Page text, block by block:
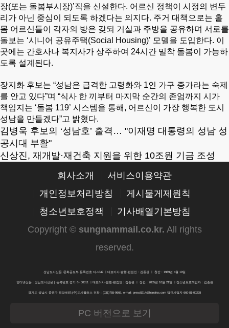
장(또는 돌봄부시장)’직을 신설한다. 어르신 정책이 시정의 변두
리가 아닌 중심이 되도록 하겠다는 의지다. 주거 대책으로는 홀
몸 어르신들이 각자의 방은 갖되 거실과 주방을 공유하며 서로를
돌보는 ‘시니어 공유주택(Social Housing)’ 모델을 도입한다. 이
곳에는 간호사나 복지사가 상주하여 24시간 밀착 돌봄이 가능하
도록 설계된다.
장지화 후보는 “성남은 급격한 고령화와 1인 가구 증가라는 숙제
를 안고 있다”며 “식사 한 끼부터 마지막 순간의 존엄까지 시가
책임지는 ‘돌봄 119’ 시스템을 통해, 어르신이 가장 행복한 도시
성남을 만들겠다”고 밝혔다.
김병욱 후보의 ‘성남호’ 출격… "이재명 대통령의 성남 성
공시대 부활"
신상진, 재개발·재건축 지원을 위한 10조원 기금 조성
회사소개
서비스이용약관
개인정보처리방침
게시물게제원칙
청소년보호정책
기사배열기본방침
Copyright © sungnammail.co.kr. All rights
reserved.
성남도시신문 l문화공보부 등록번호 다-1049 ㅣ대표이사·발행·편집인 : 김종관 ㅣ 창간 : 1989년 4월 19일
인터넷신문 : 성남도시신문 | 등록번호 경기 아 00011 ㅣ대표이사·발행·편집인 : 김종관 ㅣ 창간 : 2005년 10월 21일 ㅣ청소년보호책임자 : 김종관
경기도 성남시 중원구 희망로87:(주)도시플러스 전화 : (031)755-9669, e-mail: press8214@hanafos.com 법인사업자 660-81-00228
PC 버전으로 보기